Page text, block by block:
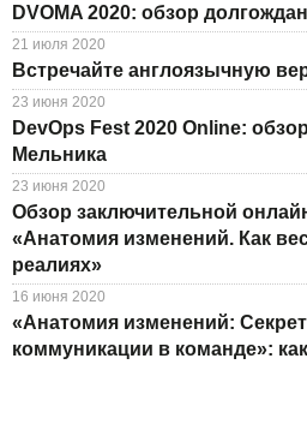
DVOMA 2020: обзор
21 июля 2020
Встречайте англоязычную
23 июня 2020
DevOps Fest 2020 Online:
Мельника
23 июня 2020
Обзор заключительной
«Анатомия изменений. Как
реалиях»
16 июня 2020
«Анатомия изменений:
коммуникации в команде»: